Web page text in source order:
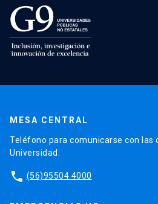
MESA CENTRAL
Teléfono para comunicarse con las
Universidad.
phone (56)95504 4000